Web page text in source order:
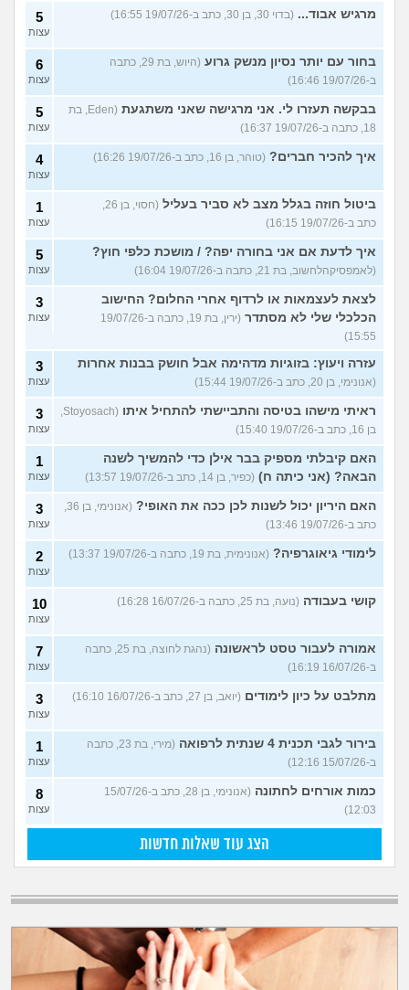
מרגיש אבוד... (בדוי 30, בן 30, כתב ב-19/07/26 16:55) 5
עצות
בחור עם יותר נסיון מנשק גרוע
(היוש, בת 29, כתבה
ב-19/07/26 16:46)
6
עצות
בבקשה תעזרו לי. אני מרגישה שאני משתגעת
(Eden, בת
18, כתבה ב-19/07/26 16:37)
5
עצות
איך להכיר חברים? (טוהר, בן 16, כתב ב-19/07/26 16:26) 4
עצות
ביטול חוזה בגלל מצב לא סביר בעליל
(חסוי, בן 26,
כתב ב-19/07/26 16:15)
1
עצות
איך לדעת אם אני בחורה יפה? / מושכת כלפי חוץ?
(לאמפסיקהלחשוב, בת 21, כתבה ב-19/07/26 16:04)
5
עצות
לצאת לעצמאות או לרדוף אחרי החלום? החישוב
הכלכלי שלי לא מסתדר
(ירין, בת 19, כתבה ב-19/07/26
15:55)
3
עצות
עזרה ויעוץ: בזוגיות מדהימה אבל חושק בבנות אחרות
(אנונימי, בן 20, כתב ב-19/07/26 15:44)
3
עצות
ראיתי מישהו בטיסה והתביישתי להתחיל איתו
(Stoyosach,
בן 16, כתב ב-19/07/26 15:40)
3
עצות
האם קיבלתי מספיק בבר אילן כדי להמשיך לשנה
הבאה? (אני כיתה ח) (כפיר, בן 14, כתב ב-19/07/26 13:57)
1
עצות
האם היריון יכול לשנות לכן ככה את האופי?
(אנונימי, בן 36,
כתב ב-19/07/26 13:46)
3
עצות
לימודי גיאוגרפיה? (אנונימית, בת 19, כתבה ב-19/07/26 13:37) 2
עצות
קושי בעבודה (נועה, בת 25, כתבה ב-16/07/26 16:28) 10
עצות
אמורה לעבור טסט לראשונה
(נהגת לחוצה, בת 25, כתבה
ב-16/07/26 16:19)
7
עצות
מתלבט על כיון לימודים (יואב, בן 27, כתב ב-16/07/26 16:10) 3
עצות
בירור לגבי תכנית 4 שנתית לרפואה
(מירי, בת 23, כתבה
ב-15/07/26 12:16)
1
עצות
כמות אורחים לחתונה
(אנונימי, בן 28, כתב ב-15/07/26
12:03)
8
עצות
הצג עוד שאלות חדשות